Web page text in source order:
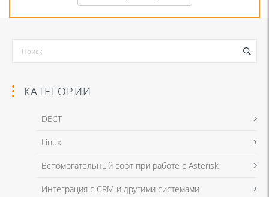
Я даю согласие на обработку моих персональных данных для связи
в соответствии с Политикой в отношении обработки персональных
КАТЕГОРИИ
DECT
Linux
Вспомогательный софт при работе с Asterisk
Интеграция с CRM и другими системами